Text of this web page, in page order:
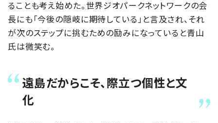
ることも考え始めた。世界ジオパークネットワークの会
長にも「今後の隠岐に期待している」と言及され、それ
が次のステップに挑むための励みになっていると青山
氏は微笑む。
遠島だからこそ、際立つ個性と文
化